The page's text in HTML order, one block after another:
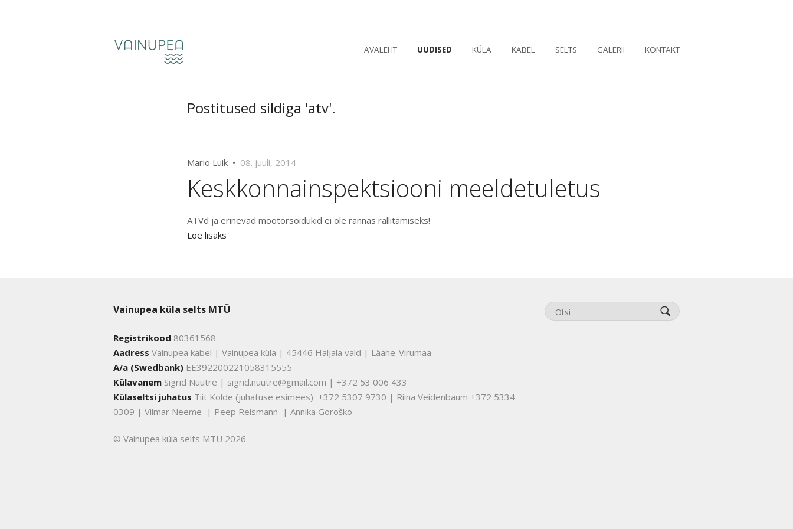
AVALEHT UUDISED KÜLA KABEL SELTS GALERII KONTAKT
Postitused sildiga 'atv'.
Mario Luik • 08. juuli, 2014
Keskkonnainspektsiooni meeldetuletus
ATVd ja erinevad mootorsõidukid ei ole rannas rallitamiseks!
Loe lisaks
Vainupea küla selts MTÜ
Registrikood 80361568
Aadress Vainupea kabel | Vainupea küla | 45446 Haljala vald | Lääne-Virumaa
A/a (Swedbank) EE392200221058315555
Külavanem Sigrid Nuutre | sigrid.nuutre@gmail.com | +372 53 006 433
Külaseltsi juhatus Tiit Kolde (juhatuse esimees) +372 5307 9730 | Riina Veidenbaum +372 5334
0309 | Vilmar Neeme | Peep Reismann | Annika Goroško
© Vainupea küla selts MTÜ 2026